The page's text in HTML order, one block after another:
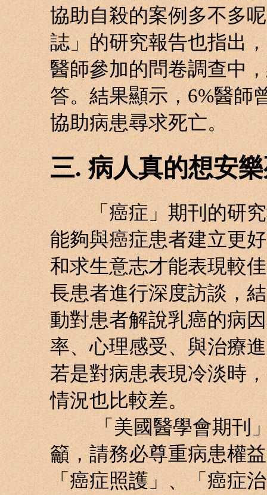
協助自殺的案例多不多
誌」的研究報告也指出
醫師參加的問卷調查中
答。結果顯示，6%醫師
協助病患尋求死亡。
三. 病人真的想安
「癌症」期刊的研究
能夠與癌症患者建立更
和求生意志才能表現較
長患者進行深度訪談，
動對患者解說乳癌的病
率、心理感受、與治療
若是對病患表現冷淡時
情況也比較差。
「美國醫學會期刊」
籲，請務必尊重病患權
「癌症照護」、「癌症